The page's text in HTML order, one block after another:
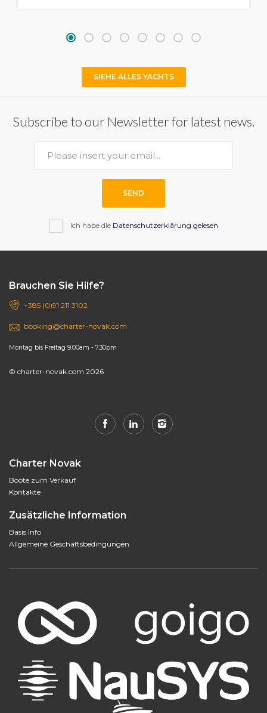
SIEHE ALLES YACHTS
Subscribe to our Newsletter for latest news.
SEND
Ich habe die Datenschutzerklärung gelesen
Brauchen Sie Hilfe?
+385 (0)91 211 3102
booking@charter-novak.com
Montag bis Freitag 9.00am - 7.30pm
© charter-novak.com 2026
Charter Novak
Boote zum Verkauf
Kontakte
Zusätzliche Information
Basis Info
Allgemeine Geschäftsbedingungen